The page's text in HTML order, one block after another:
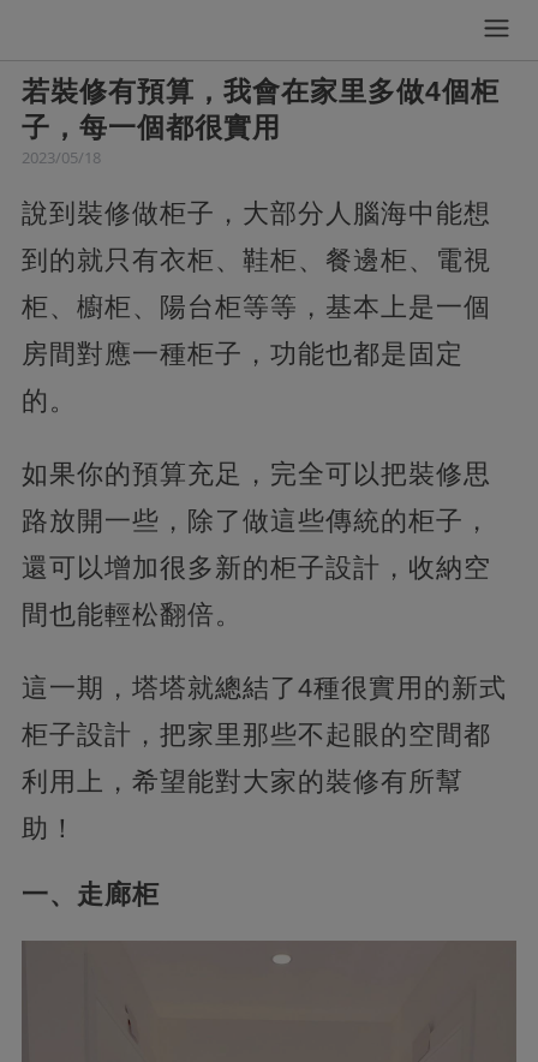
若裝修有預算，我會在家里多做4個柜
子，每一個都很實用
2023/05/18
說到裝修做柜子，大部分人腦海中能想
到的就只有衣柜、鞋柜、餐邊柜、電視
柜、櫥柜、陽台柜等等，基本上是一個
房間對應一種柜子，功能也都是固定
的。
如果你的預算充足，完全可以把裝修思
路放開一些，除了做這些傳統的柜子，
還可以增加很多新的柜子設計，收納空
間也能輕松翻倍。
這一期，塔塔就總結了4種很實用的新式
柜子設計，把家里那些不起眼的空間都
利用上，希望能對大家的裝修有所幫
助！
一、走廊柜